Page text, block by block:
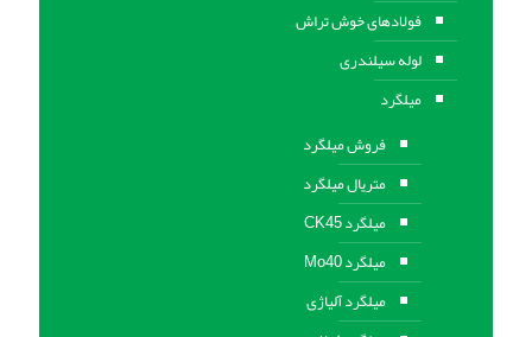
فولادهای خوش تراش
لوله سیلندری
میلگرد
فروش میلگرد
متریال میلگرد
میلگرد CK45
میلگرد Mo40
میلگرد آلیاژی